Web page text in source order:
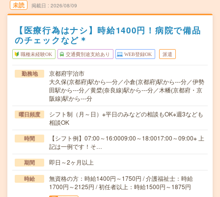
未読 掲載日 2026/08/09
【医療行為はナシ】時給1400円！病院で備品
のチェックなど＊
職種未経験OK 交通費別途支給あり WEB登録OK 派遣
勤務地
京都府宇治市
大久保(京都府)駅から---分／小倉(京都府)駅から---分／伊勢
田駅から---分／黄檗(奈良線)駅から---分／木幡(京都府・京
阪線)駅から---分
曜日頻度
シフト制（月～日）※平日のみなどの相談もOK※週3なども
相談OK
時間
【シフト例】07:00～16:0009:00～18:0017:00～09:00※ 上
記は一例です！そ…
期間 即日～2ヶ月以上
時給
無資格の方：時給1400円～1750円 / 介護福祉士：時給
1700円～2125円 / 初任者以上：時給1500円～1875円